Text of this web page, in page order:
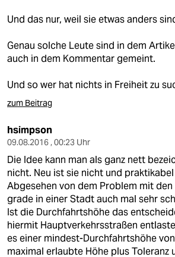
Und das nur, weil sie etwas anders
Genau solche Leute sind in dem
auch in dem Kommentar gemeint.
Und so wer hat nichts in Freiheit zu
zum Beitrag
hsimpson
09.08.2016 , 00:23 Uhr
Die Idee kann man als ganz nett
nicht. Neu ist sie nicht und
Abgesehen von dem Problem mit den
grade in einer Stadt auch mal sehr
Ist die Durchfahrtshöhe das
hiermit Hauptverkehrsstraßen
es einer mindest-Durchfahrtshöhe
maximal erlaubte Höhe plus Toleranz